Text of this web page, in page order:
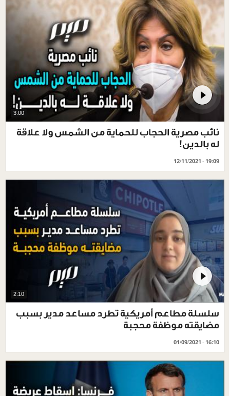
3:00
نائب مصرية الحجاب للحماية من الشمس ولا علاقة
له بالدين!
12/11/2021 - 19:09
2:10
سلسلة مطاعم أمريكية تطرد مساعد مدير بسبب
مضايقته موظفة محجبة
01/09/2021 - 16:10